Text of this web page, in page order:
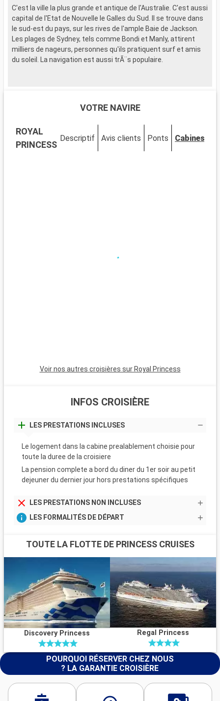
C'est la ville la plus grande et antique de l'Australie. C'est aussi
capital de l'Etat de Nouvelle le Galles du Sud. Il se trouve dans
le sud-est du pays, sur les rives de l'ample Baie de Jackson.
Les plages de Sydney, tels comme Bondi et Manly, attirent
milliers de nageurs, personnes qu'ils pratiquent surf et amis
du soleil. La navigation est aussi trÃ¨s populaire.
VOTRE NAVIRE
ROYAL
PRINCESS
Descriptif Avis clients Ponts Cabines
Voir nos autres croisières sur Royal Princess
INFOS CROISIÈRE
LES PRESTATIONS INCLUSES
Le logement dans la cabine prealablement choisie pour
toute la duree de la croisiere
La pension complete a bord du diner du 1er soir au petit
dejeuner du dernier jour hors prestations spécifiques
LES PRESTATIONS NON INCLUSES
LES FORMALITÉS DE DÉPART
TOUTE LA FLOTTE DE PRINCESS CRUISES
Discovery Princess Regal Princess
POURQUOI RÉSERVER CHEZ NOUS
? LA GARANTIE CROISIÈRE